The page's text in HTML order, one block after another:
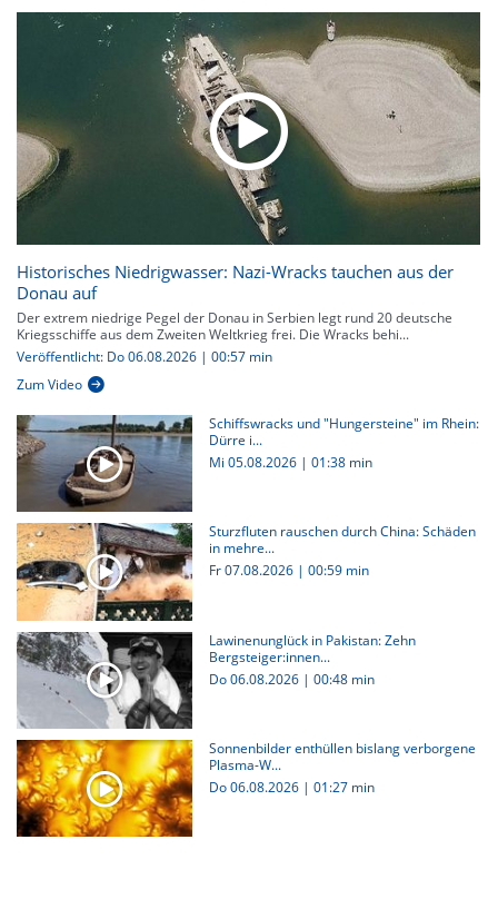
Historisches Niedrigwasser: Nazi-Wracks tauchen aus der
Donau auf
Der extrem niedrige Pegel der Donau in Serbien legt rund 20 deutsche
Kriegsschiffe aus dem Zweiten Weltkrieg frei. Die Wracks behi...
Veröffentlicht: Do 06.08.2026 | 00:57 min
Zum Video
Schiffswracks und "Hungersteine" im Rhein:
Dürre i...
Mi 05.08.2026 | 01:38 min
Sturzfluten rauschen durch China: Schäden
in mehre...
Fr 07.08.2026 | 00:59 min
Lawinenunglück in Pakistan: Zehn
Bergsteiger:innen...
Do 06.08.2026 | 00:48 min
Sonnenbilder enthüllen bislang verborgene
Plasma-W...
Do 06.08.2026 | 01:27 min